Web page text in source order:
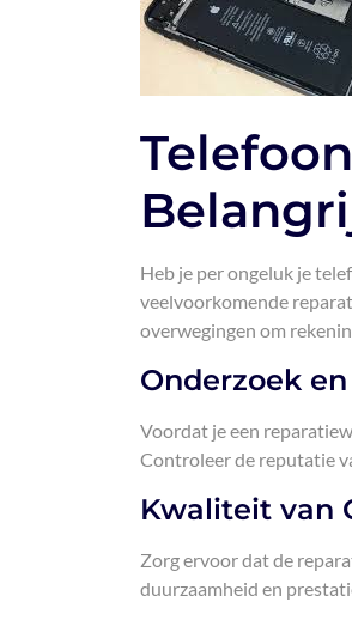
Heb je per ongeluk je
veelvoorkomende
overwegingen om
Onderzoek
Voordat je een
Controleer de reputatie
Kwaliteit van
Zorg ervoor dat de
duurzaamheid en